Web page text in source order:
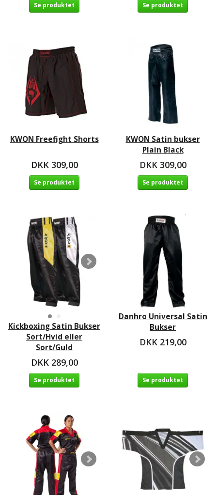
Se produktet Se produktet
KWON Freefight Shorts
DKK 309,00
Se produktet
KWON Satin bukser
Plain Black
DKK 309,00
Se produktet
Kickboxing Satin Bukser
Sort/Hvid eller
Sort/Guld
DKK 289,00
Se produktet
Danhro Universal Satin
Bukser
DKK 219,00
Se produktet